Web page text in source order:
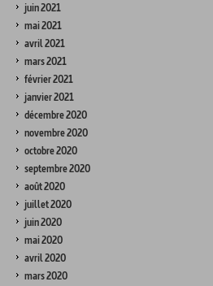
juin 2021
mai 2021
avril 2021
mars 2021
février 2021
janvier 2021
décembre 2020
novembre 2020
octobre 2020
septembre 2020
août 2020
juillet 2020
juin 2020
mai 2020
avril 2020
mars 2020